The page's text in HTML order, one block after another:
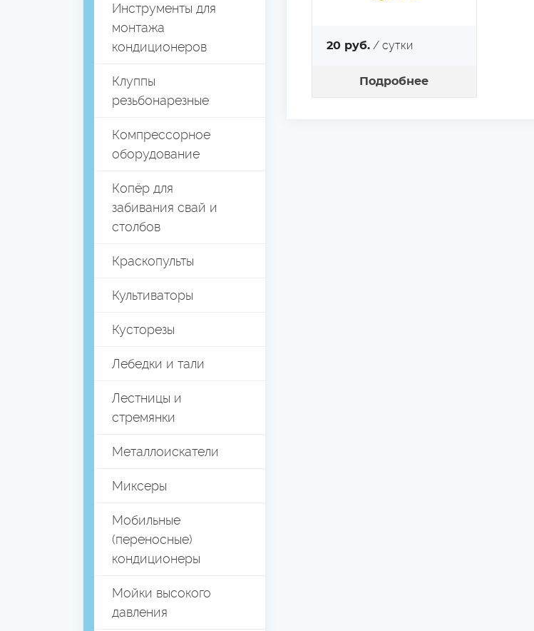
Инструменты для
монтажа
кондиционеров
Клуппы
резьбонарезные
Компрессорное
оборудование
Копёр для
забивания свай и
столбов
Краскопульты
Культиваторы
Кусторезы
Лебедки и тали
Лестницы и
стремянки
Металлоискатели
Миксеры
Мобильные
(переносные)
кондиционеры
Мойки высокого
давления
20 руб. / сутки
Подробнее